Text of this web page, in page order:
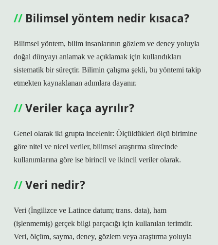
Bilimsel yöntem nedir kısaca?
Bilimsel yöntem, bilim insanlarının gözlem ve deney yoluyla
doğal dünyayı anlamak ve açıklamak için kullandıkları
sistematik bir süreçtir. Bilimin çalışma şekli, bu yöntemi takip
etmekten kaynaklanan adımlara dayanır.
Veriler kaça ayrılır?
Genel olarak iki grupta incelenir: Ölçüldükleri ölçü birimine
göre nitel ve nicel veriler, bilimsel araştırma sürecinde
kullanımlarına göre ise birincil ve ikincil veriler olarak.
Veri nedir?
Veri (İngilizce ve Latince datum; trans. data), ham
(işlenmemiş) gerçek bilgi parçacığı için kullanılan terimdir.
Veri, ölçüm, sayma, deney, gözlem veya araştırma yoluyla